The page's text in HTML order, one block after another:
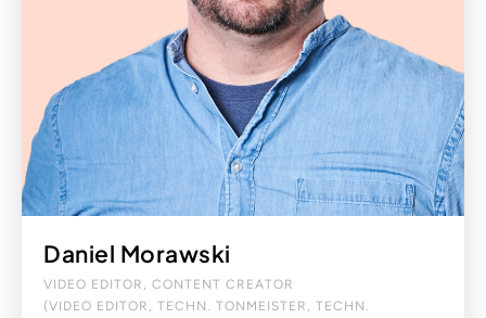
Daniel Morawski
VIDEO EDITOR, CONTENT CREATOR
(VIDEO EDITOR, TECHN. TONMEISTER, TECHN.